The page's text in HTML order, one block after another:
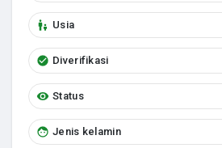
Usia
Diverifikasi
Status
Jenis kelamin